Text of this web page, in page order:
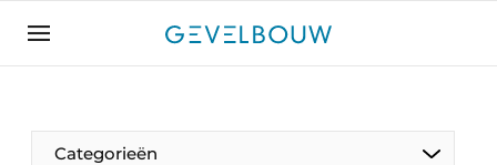
Aanmelden
Bedrijven
Categorieën